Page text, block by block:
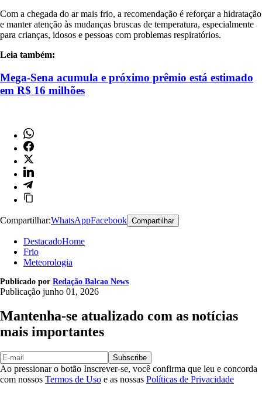
Com a chegada do ar mais frio, a recomendação é reforçar a hidratação
e manter atenção às mudanças bruscas de temperatura, especialmente
para crianças, idosos e pessoas com problemas respiratórios.
Leia também:
Mega-Sena acumula e próximo prêmio está estimado
em R$ 16 milhões
Compartilhar:WhatsAppFacebook Compartilhar
DestacadoHome
Frio
Meteorologia
Publicado por Redação Balcao News
Publicação junho 01, 2026
Mantenha-se atualizado com as notícias
mais importantes
Subscribe
Ao pressionar o botão Inscrever-se, você confirma que leu e concorda
com nossos Termos de Uso e as nossas Políticas de Privacidade